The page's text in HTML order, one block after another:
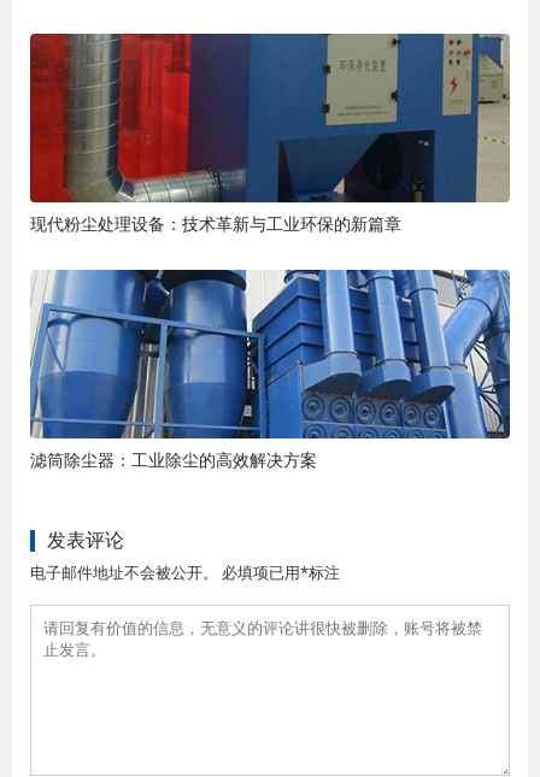
现代粉尘处理设备：技术革新与工业环保的新篇章
滤筒除尘器：工业除尘的高效解决方案
发表评论
电子邮件地址不会被公开。 必填项已用*标注